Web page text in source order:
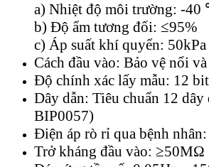
a) Nhiệt độ môi trường: -
b) Độ ẩm tương đối: ≤95%
c) Áp suất khí quyển:
Cách đầu vào: Bảo vệ nổi
Độ chính xác lấy mẫu: 12 bit
Dây dẫn: Tiêu chuẩn 12 dây
BIP0057)
Điện áp rò rỉ qua bệnh
Trở kháng đầu vào: ≥50MΩ